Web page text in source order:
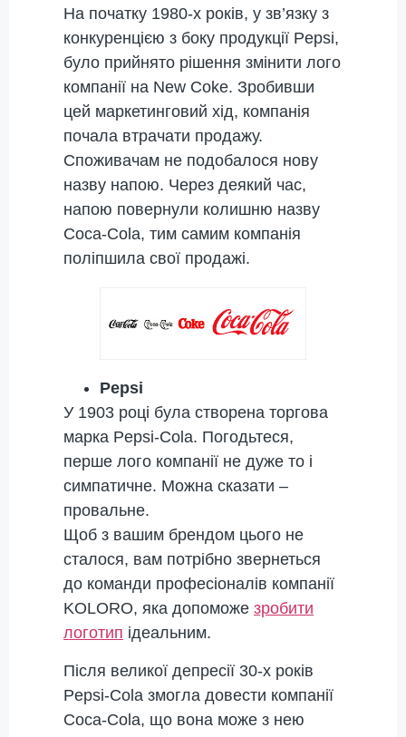
На початку 1980-х років, у зв’язку з
конкуренцією з боку продукції Pepsi,
було прийнято рішення змінити лого
компанії на New Coke. Зробивши
цей маркетинговий хід, компанія
почала втрачати продажу.
Споживачам не подобалося нову
назву напою. Через деякий час,
напою повернули колишню назву
Coca-Cola, тим самим компанія
поліпшила свої продажі.
Pepsi
У 1903 році була створена торгова
марка Pepsi-Cola. Погодьтеся,
перше лого компанії не дуже то і
симпатичне. Можна сказати –
провальне.
Щоб з вашим брендом цього не
сталося, вам потрібно звернеться
до команди професіоналів компанії
KOLORO, яка допоможе зробити
логотип ідеальним.
Після великої депресії 30-х років
Pepsi-Cola змогла довести компанії
Coca-Cola, що вона може з нею